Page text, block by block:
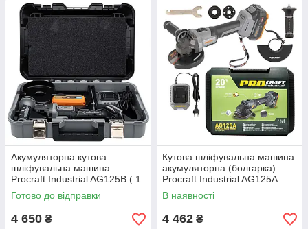
Акумуляторна кутова
шліфувальна машина
Procraft Industrial AG125B ( 1
Акб 20В 4Аг і Зп) КЕЙС
Готово до відправки
4 650 ₴
Кутова шліфувальна машина
акумуляторна (болгарка)
Procraft Industrial AG125A
Кейс
В наявності
4 462 ₴